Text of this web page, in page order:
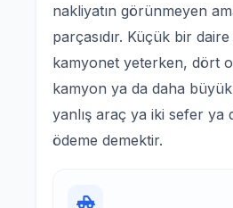
nakliyatın görünmeyen
parçasıdır. Küçük bir
kamyonet yeterken, dört
kamyon ya da daha
yanlış araç ya iki sefer ya
ödeme demektir.